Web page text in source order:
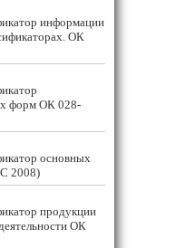
информации
ОК
форм ОК 028-
основных
2008)
продукции
ОК